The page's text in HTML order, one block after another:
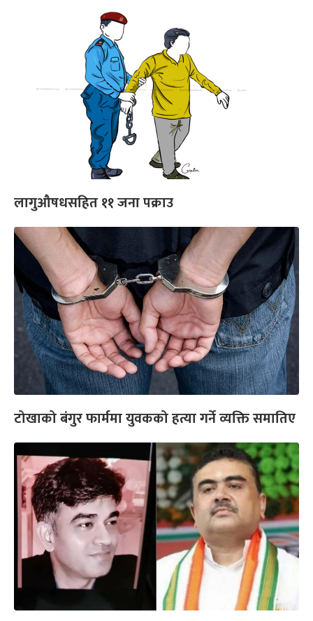
लागुऔषधसहित ११ जना पक्राउ
टोखाको बंगुर फार्ममा युवकको हत्या गर्ने व्यक्ति समातिए